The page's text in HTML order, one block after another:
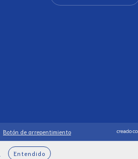
Entendido
Botón de arrepentimiento